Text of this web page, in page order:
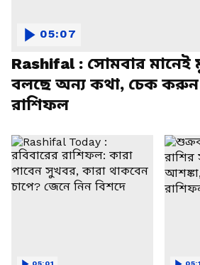
Rashifal : সোমবার
বলছে অন্য কথা, চেক
রাশিফল
05:07